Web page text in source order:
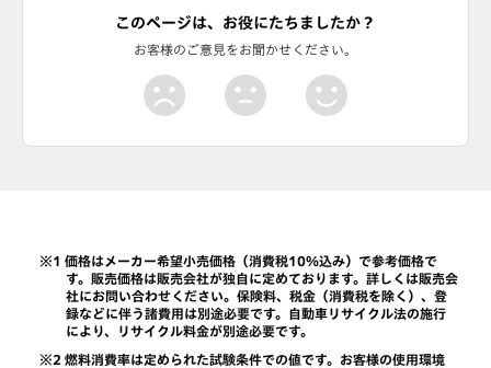
このページは、お役にたちましたか？
お客様のご意見をお聞かせください。
価格はメーカー希望小売価格（消費税10％込み）で参考価格で
す。販売価格は販売会社が独自に定めております。詳しくは販売会
社にお問い合わせください。保険料、税金（消費税を除く）、登
録などに伴う諸費用は別途必要です。自動車リサイクル法の施行
により、リサイクル料金が別途必要です。
燃料消費率は定められた試験条件での値です。お客様の使用環境